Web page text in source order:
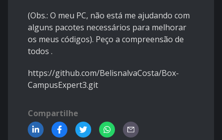
(Obs.: O meu PC, não está me ajudando com
alguns pacotes necessários para melhorar
os meus códigos). Peço a compreensão de
todos .
https://github.com/BelisnalvaCosta/Box-
CampusExpert3.git
Compartilhe